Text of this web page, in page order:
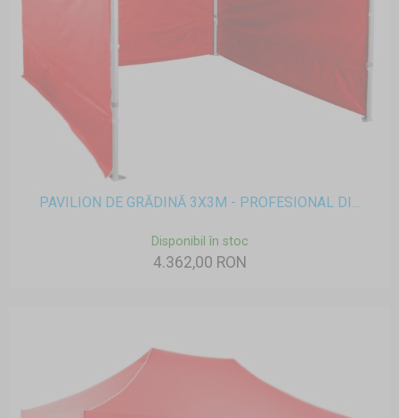
PAVILION DE GRĂDINĂ 3X3M - PROFESIONAL DI...
Disponibil în stoc
4.362,00 RON